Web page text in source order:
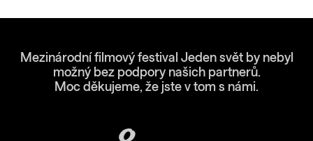
Mezinárodní filmový festival Jeden svět by nebyl
možný bez podpory našich partnerů.
Moc děkujeme, že jste v tom s námi.